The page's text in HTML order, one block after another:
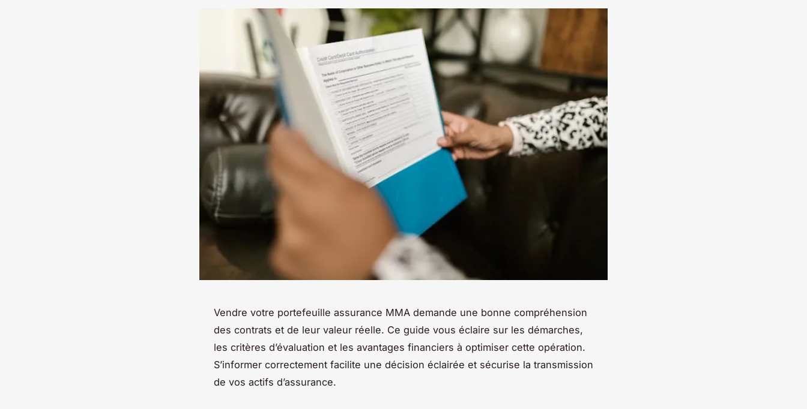
Vendre votre portefeuille assurance MMA demande une bonne compréhension
des contrats et de leur valeur réelle. Ce guide vous éclaire sur les démarches,
les critères d’évaluation et les avantages financiers à optimiser cette opération.
S’informer correctement facilite une décision éclairée et sécurise la transmission
de vos actifs d’assurance.